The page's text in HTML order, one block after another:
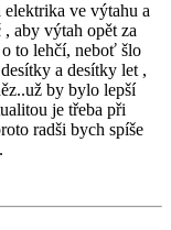
ve výtahu a
aby výtah opět za
to lehčí, neboť šlo
a desítky let ,
by bylo lepší
je třeba při
radši bych spíše